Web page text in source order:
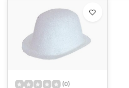
(0)